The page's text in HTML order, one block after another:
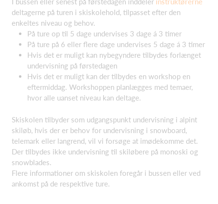
deltagerne på turen i skiskolehold, tilpasset efter den
enkeltes niveau og behov.
På ture op til 5 dage undervises 3 dage á 3 timer
På ture på 6 eller flere dage undervises 5 dage á 3 timer
Hvis det er muligt kan nybegyndere tilbydes forlænget
undervisning på førstedagen
Hvis det er muligt kan der tilbydes en workshop en
eftermiddag. Workshoppen planlægges med temaer,
hvor alle uanset niveau kan deltage.
Skiskolen tilbyder som udgangspunkt undervisning i alpint
skiløb, hvis der er behov for undervisning i snowboard,
telemark eller langrend, vil vi forsøge at imødekomme det.
Der tilbydes ikke undervisning til skiløbere på monoski og
snowblades.
Flere informationer om skiskolen foregår i bussen eller ved
ankomst på de respektive ture.